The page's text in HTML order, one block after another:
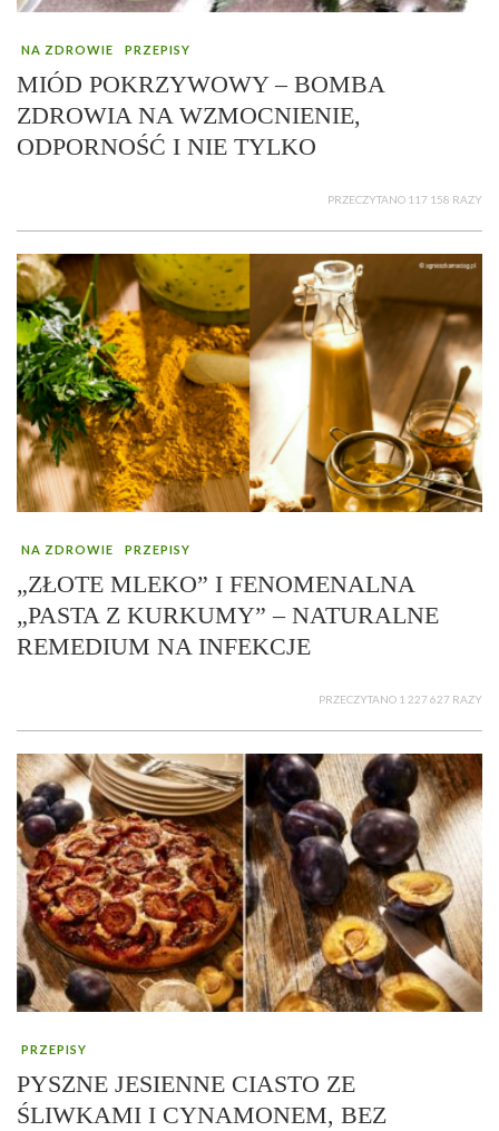
NA ZDROWIE PRZEPISY
MIÓD POKRZYWOWY – BOMBA
ZDROWIA NA WZMOCNIENIE,
ODPORNOŚĆ I NIE TYLKO
PRZECZYTANO 117 158 RAZY
NA ZDROWIE PRZEPISY
„ZŁOTE MLEKO” I FENOMENALNA
„PASTA Z KURKUMY” – NATURALNE
REMEDIUM NA INFEKCJE
PRZECZYTANO 1 227 627 RAZY
PRZEPISY
PYSZNE JESIENNE CIASTO ZE
ŚLIWKAMI I CYNAMONEM, BEZ